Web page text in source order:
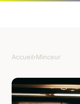
Accueil›Minceur